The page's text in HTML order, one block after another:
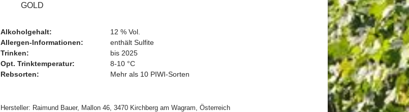
GOLD
Alkoholgehalt:
12 % Vol.
Allergen-Informationen:
enthält Sulfite
Trinken:
bis 2025
Opt. Trinktemperatur:
8-10 °C
Rebsorten:
Mehr als 10 PIWI-Sorten
Hersteller: Raimund Bauer, Mallon 46, 3470 Kirchberg am Wagram, Österreich